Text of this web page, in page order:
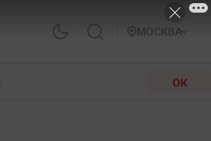
МОСКВА
ОК